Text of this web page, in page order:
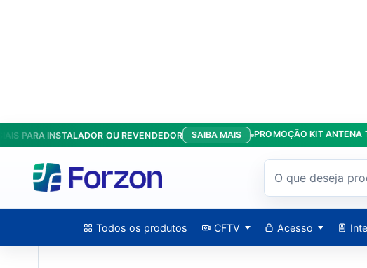
INSTALADOR OU REVENDEDOR SAIBA MAIS PROMOÇÃO KIT ANTENA TAG
Todos os produtos CFTV Acesso
Início /Produtos/Acesso/Terminal De Reconhecimento Facial - DS-